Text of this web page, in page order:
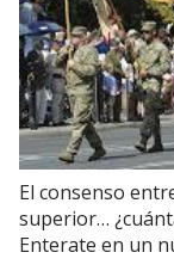
El consenso
superior…
Enterate en un